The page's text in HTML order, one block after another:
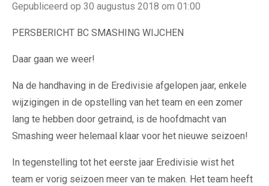
Gepubliceerd op 30 augustus 2018 om 01:00
PERSBERICHT BC SMASHING WIJCHEN
Daar gaan we weer!
Na de handhaving in de Eredivisie afgelopen jaar, enkele
wijzigingen in de opstelling van het team en een zomer
lang te hebben door getraind, is de hoofdmacht van
Smashing weer helemaal klaar voor het nieuwe seizoen!
In tegenstelling tot het eerste jaar Eredivisie wist het
team er vorig seizoen meer van te maken. Het team heeft